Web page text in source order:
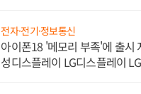
전자·전기·정보통신
아이폰18 '메모리 부족'에 출시
성디스플레이 LG디스플레이